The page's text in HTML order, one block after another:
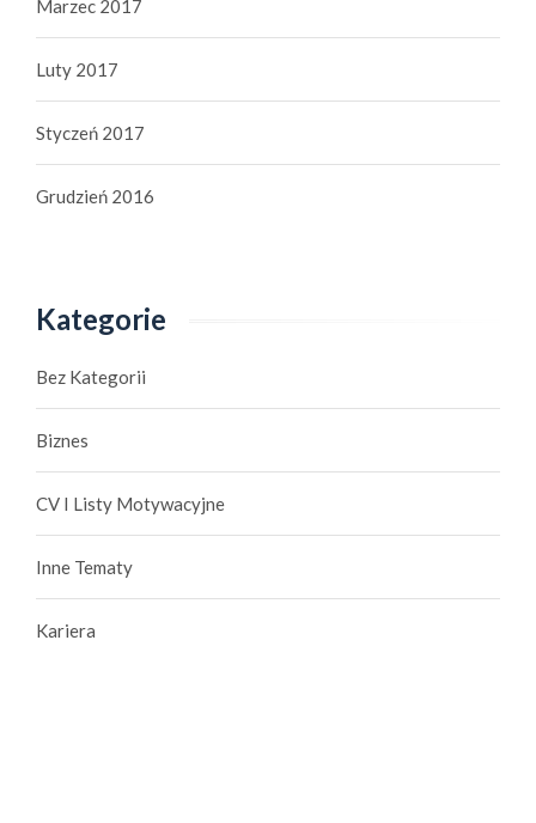
Marzec 2017
Luty 2017
Styczeń 2017
Grudzień 2016
Kategorie
Bez Kategorii
Biznes
CV I Listy Motywacyjne
Inne Tematy
Kariera